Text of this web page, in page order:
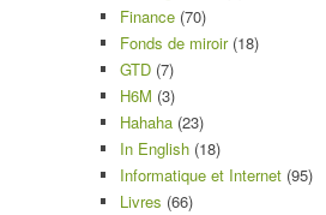
Finance (70)
Fonds de miroir(18)
GTD (7)
H6M (3)
Hahaha (23)
In English (18)
Informatique et Internet (95)
Livres (66)